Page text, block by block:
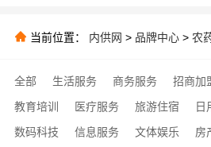
当前位置： 内供网 > 品牌中心 > 农
全部 生活服务 商务服务 招商加
教育培训
医疗服务 旅游住宿 日
数码科技
信息服务 文体娱乐 房